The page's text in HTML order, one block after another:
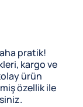
pratik!
kargo ve
ürün
özellik ile